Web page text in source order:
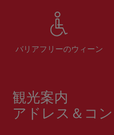
バリアフリーのウィーン
観光案内
アドレス＆コ